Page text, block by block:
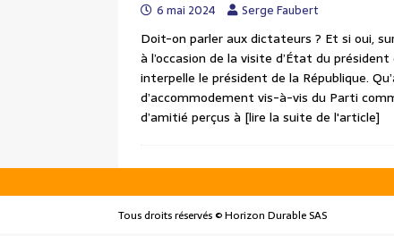
6 mai 2024 Serge Faubert
Doit-on parler aux dictateurs ? Et si oui,
à l’occasion de la visite d’État du
interpelle le président de la République.
d’accommodement vis-à-vis du Parti
d’amitié perçus à [lire la suite de l'article]
Tous droits réservés © Horizon Durable SAS